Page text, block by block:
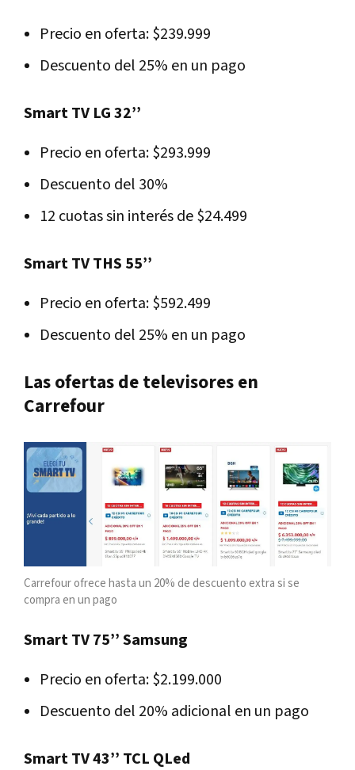
Precio en oferta: $239.999
Descuento del 25% en un pago
Smart TV LG 32’’
Precio en oferta: $293.999
Descuento del 30%
12 cuotas sin interés de $24.499
Smart TV THS 55’’
Precio en oferta: $592.499
Descuento del 25% en un pago
Las ofertas de televisores en
Carrefour
Carrefour ofrece hasta un 20% de descuento extra si se
compra en un pago
Smart TV 75’’ Samsung
Precio en oferta: $2.199.000
Descuento del 20% adicional en un pago
Smart TV 43’’ TCL QLed